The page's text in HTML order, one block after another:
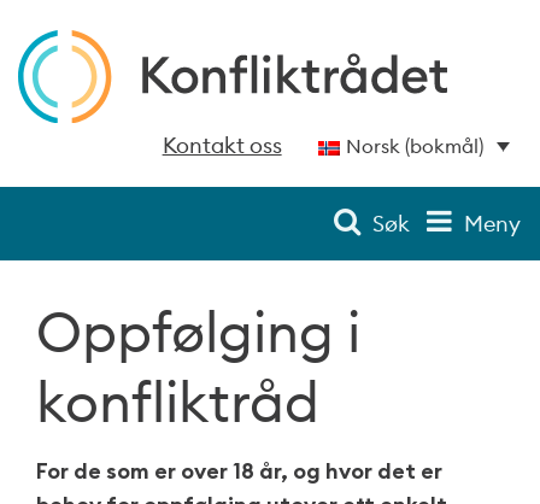
Kontakt oss Norsk (bokmål)
Søk Meny
Oppfølging i
konfliktråd
For de som er over 18 år, og hvor det er